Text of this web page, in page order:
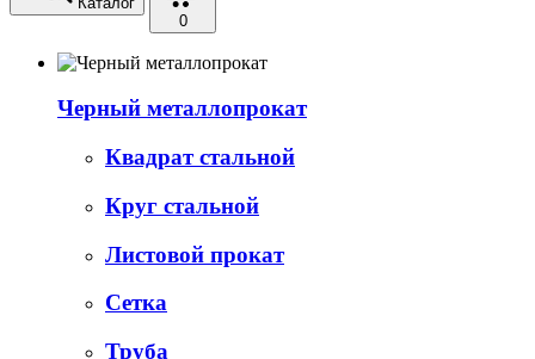
0
Черный металлопрокат
Квадрат стальной
Круг стальной
Листовой прокат
Сетка
Труба